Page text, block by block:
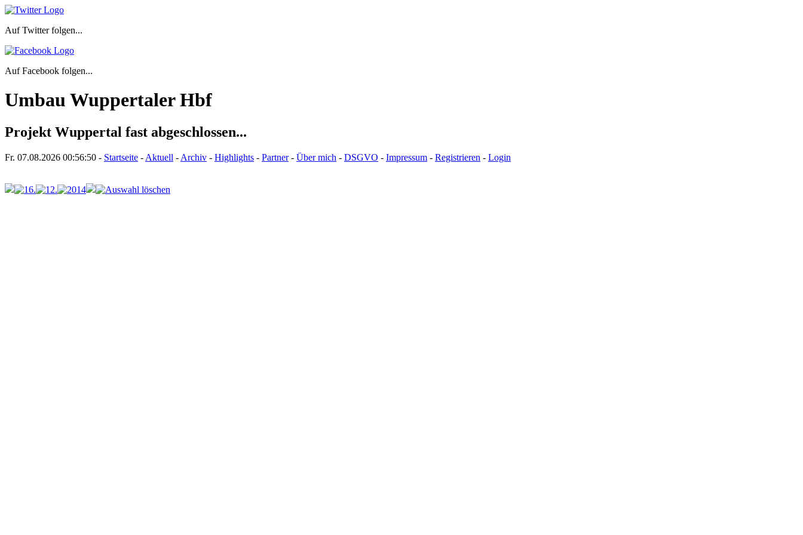
Auf Twitter folgen...
Auf Facebook folgen...
Umbau Wuppertaler Hbf
Projekt Wuppertal fast abgeschlossen...
Fr. 07.08.2026 00:56:50 - Startseite - Aktuell - Archiv - Highlights - Partner- Über mich - DSGVO - Impressum - Registrieren - Login